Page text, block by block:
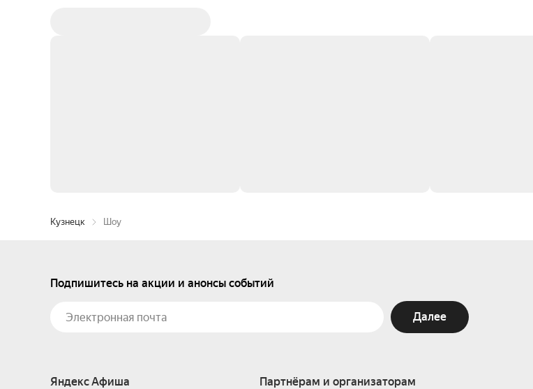
Кузнецк Шоу
Подпишитесь на акции и анонсы событий
Далее
Яндекс Афиша Партнёрам и организаторам